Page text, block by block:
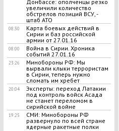
Донбассе: ополченцы резко
увеличили количество
обстрелов позиций ВСУ, -
штаб АТО
08:30
Карта боевых действий в
Сирии и баз российской
армии от 27.01.16
08:00
Война в Сирии. Хроника
событий 27.01.16
23:26
Минобороны РФ: Мы
вырвали клыки террористам
в Сирии, теперь нужно
сломать им хребет
20:04
Эксперты: переход Латакии
под контроль войск Асада
не станет переломом в
сирийской войне
19:25
СМИ: Минобороны РФ
развернуло по всей стране
ядерные ракетные полки